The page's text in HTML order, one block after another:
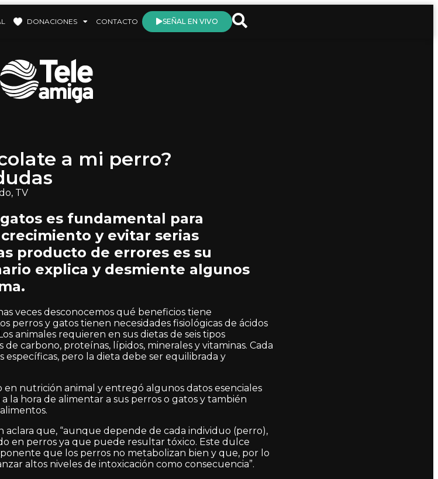
DONACIONES CONTACTO SEÑAL EN VIVO
a mi perro?
, TV
es fundamental para
y evitar serias
producto de errores es su
explica y desmiente algunos
veces desconocemos qué beneficios tiene
perros y gatos tienen necesidades fisiológicas de ácidos
animales requieren en sus dietas de seis tipos
carbono, proteínas, lípidos, minerales y vitaminas. Cada
pero la dieta debe ser equilibrada y
nutrición animal y entregó algunos datos esenciales
la hora de alimentar a sus perros o gatos y también
que, “aunque depende de cada individuo (perro),
en perros ya que puede resultar tóxico. Este dulce
que los perros no metabolizan bien y que, por lo
altos niveles de intoxicación como consecuencia”.